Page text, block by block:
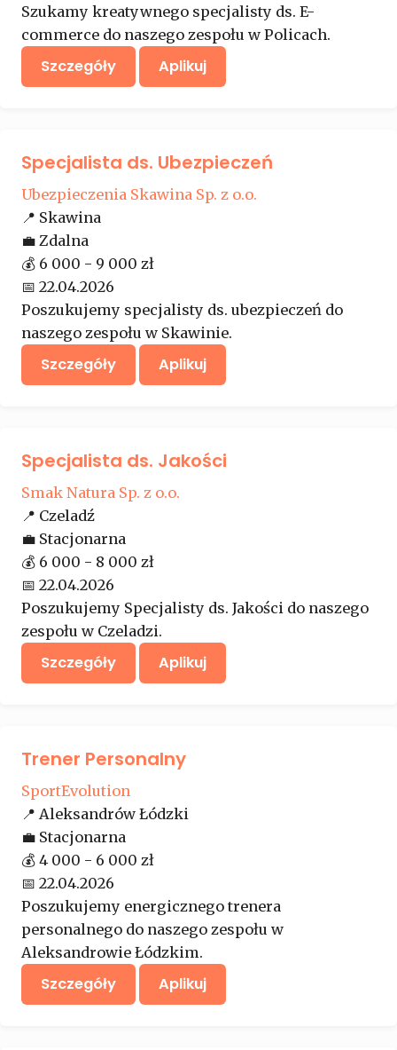
Szukamy kreatywnego specjalisty ds. E-
commerce do naszego zespołu w Policach.
Szczegóły Aplikuj
Specjalista ds. Ubezpieczeń
Ubezpieczenia Skawina Sp. z o.o.
📍 Skawina
💼 Zdalna
💰 6 000 - 9 000 zł
📅 22.04.2026
Poszukujemy specjalisty ds. ubezpieczeń do
naszego zespołu w Skawinie.
Szczegóły Aplikuj
Specjalista ds. Jakości
Smak Natura Sp. z o.o.
📍 Czeladź
💼 Stacjonarna
💰 6 000 - 8 000 zł
📅 22.04.2026
Poszukujemy Specjalisty ds. Jakości do naszego
zespołu w Czeladzi.
Szczegóły Aplikuj
Trener Personalny
SportEvolution
📍 Aleksandrów Łódzki
💼 Stacjonarna
💰 4 000 - 6 000 zł
📅 22.04.2026
Poszukujemy energicznego trenera
personalnego do naszego zespołu w
Aleksandrowie Łódzkim.
Szczegóły Aplikuj